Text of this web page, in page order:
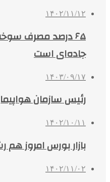
۱۴۰۲/۱۱/۱۲
۶۵ درصد مصرف
جاده‌ای است
۱۴۰۳/۰۹/۱۷
رئیس سازمان
۱۴۰۲/۱۰/۱۱
بازار بورس امروز هم
۱۴۰۲/۱۱/۰۲